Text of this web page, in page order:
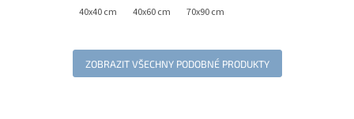
40x40 cm 40x60 cm 70x90 cm
ZOBRAZIT VŠECHNY PODOBNÉ PRODUKTY